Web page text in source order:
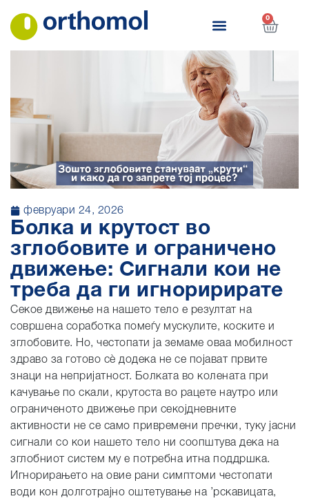
0
февруари 24, 2026
Болка и крутост во
зглобовите и ограничено
движење: Сигнали кои не
треба да ги игноририрате
Секое движење на нашето тело е резултат на
совршена соработка помеѓу мускулите, коските и
зглобовите. Но, честопати ја земаме оваа мобилност
здраво за готово сè додека не се појават првите
знаци на непријатност. Болката во колената при
качување по скали, крутоста во рацете наутро или
ограниченото движење при секојдневните
активности не се само привремени пречки, туку јасни
сигнали со кои нашето тело ни соопштува дека на
зглобниот систем му е потребна итна поддршка.
Игнорирањето на овие рани симптоми честопати
води кон долготрајно оштетување на ’рскавицата,